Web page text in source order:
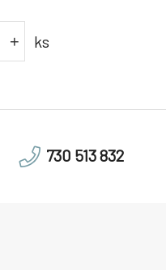
+ ks
730 513 832